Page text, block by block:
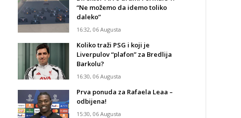
“Ne možemo da idemo toliko
daleko”
16:32, 06 Augusta
Koliko traži PSG i koji je
Liverpulov “plafon” za Bredlija
Barkolu?
16:30, 06 Augusta
Prva ponuda za Rafaela Leaa –
odbijena!
15:30, 06 Augusta